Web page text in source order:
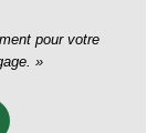
pour votre
»